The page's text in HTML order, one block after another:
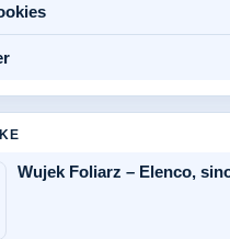
Wujek Foliarz – Elenco,